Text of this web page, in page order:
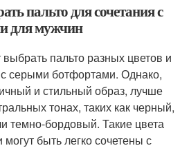
пальто для сочетания с
для мужчин
пальто разных цветов и
серыми ботфортами. Однако,
и стильный образ, лучше
тонах, таких как черный,
темно-бордовый. Такие цвета
могут быть легко сочетены с